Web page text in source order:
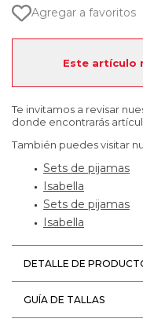
Agregar a favoritos
Este artículo
Te invitamos a revisar
donde encontrarás
También puedes visitar
Sets de pijamas
Isabella
Sets de pijamas
Isabella
DETALLE DE
GUÍA DE TALLAS